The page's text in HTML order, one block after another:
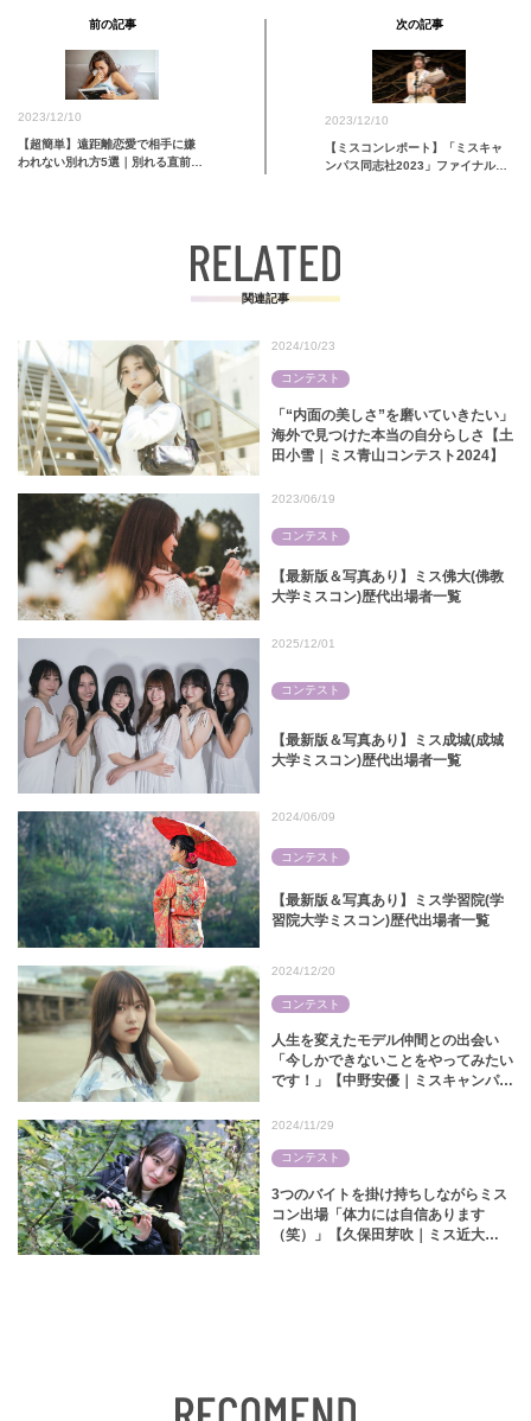
前の記事
2023/12/10
【超簡単】遠距離恋愛で相手に嫌
われない別れ方5選｜別れる直前
次の記事
2023/12/10
【ミスコンレポート】「ミスキャ
ンパス同志社2023」ファイナルイ
関連記事
「“内面の美しさ”を磨いていきたい」
海外で見つけた本当の自分らしさ【土
田小雪｜ミス青山コンテスト2024】
2024/10/23
コンテスト
【最新版＆写真あり】ミス佛大(佛教
大学ミスコン)歴代出場者一覧
2023/06/19
コンテスト
【最新版＆写真あり】ミス成城(成城
大学ミスコン)歴代出場者一覧
2025/12/01
コンテスト
【最新版＆写真あり】ミス学習院(学
習院大学ミスコン)歴代出場者一覧
2024/06/09
コンテスト
人生を変えたモデル仲間との出会い
「今しかできないことをやってみたい
です！」【中野安優｜ミスキャンパス
2024/12/20
コンテスト
3つのバイトを掛け持ちしながらミス
コン出場「体力には自信あります
（笑）」【久保田芽吹｜ミス近大
2024/11/29
コンテスト